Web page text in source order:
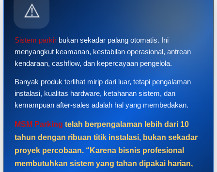
⚠️
Sistem parkir bukan sekadar palang otomatis. Ini
menyangkut keamanan, kestabilan operasional, antrean
kendaraan, cashflow, dan kepercayaan pengelola.
Banyak produk terlihat mirip dari luar, tetapi pengalaman
instalasi, kualitas hardware, ketahanan sistem, dan
kemampuan after-sales adalah hal yang membedakan.
MSM Parking telah berpengalaman lebih dari 10
tahun dengan ribuan titik instalasi, bukan sekadar
proyek percobaan. “Karena bisnis profesional
membutuhkan sistem yang tahan dipakai harian,